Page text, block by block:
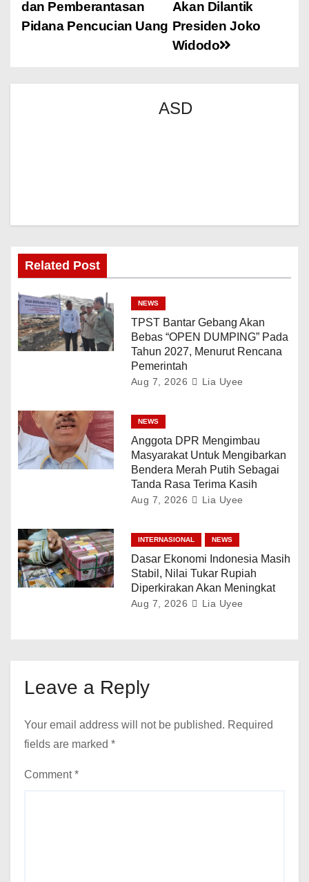
Akan Dilantik
Presiden Joko
Widodo
dan Pemberantasan
Pidana Pencucian Uang
ASD
Related Post
NEWS
TPST Bantar Gebang Akan
Bebas “OPEN DUMPING” Pada
Tahun 2027, Menurut Rencana
Pemerintah
Aug 7, 2026 Lia Uyee
NEWS
Anggota DPR Mengimbau
Masyarakat Untuk Mengibarkan
Bendera Merah Putih Sebagai
Tanda Rasa Terima Kasih
Aug 7, 2026 Lia Uyee
INTERNASIONAL NEWS
Dasar Ekonomi Indonesia Masih
Stabil, Nilai Tukar Rupiah
Diperkirakan Akan Meningkat
Aug 7, 2026 Lia Uyee
Leave a Reply
Your email address will not be published. Required
fields are marked *
Comment*